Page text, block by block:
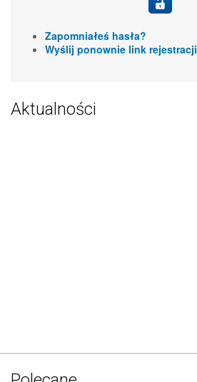
Zapomniałeś hasła?
Wyślij ponownie link rejestracji
Aktualności